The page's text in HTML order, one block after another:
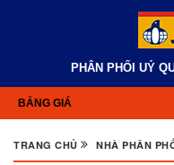
PHÂN PHỐI UỶ
BẢNG GIÁ
TRANG CHỦ NHÀ PHÂN